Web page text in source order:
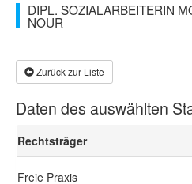
DIPL. SOZIALARBEITERIN
NOUR
Zurück zur Liste
Daten des auswählten
Rechtsträger
Freie Praxis